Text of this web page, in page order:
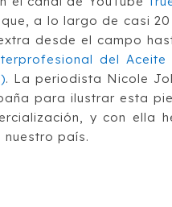
a lo largo de casi
desde el campo
del Aceite
. La periodista Nicole
para ilustrar esta
y con ella
nuestro país.